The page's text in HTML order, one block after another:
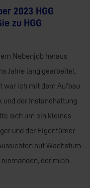
2023 HGG
zu HGG
Nebenjob heraus
Jahre lang gearbeitet,
war ich mit dem Aufbau
und der Instandhaltung
sich um ein kleines
und der Eigentümer
auf Wachstum
der mich